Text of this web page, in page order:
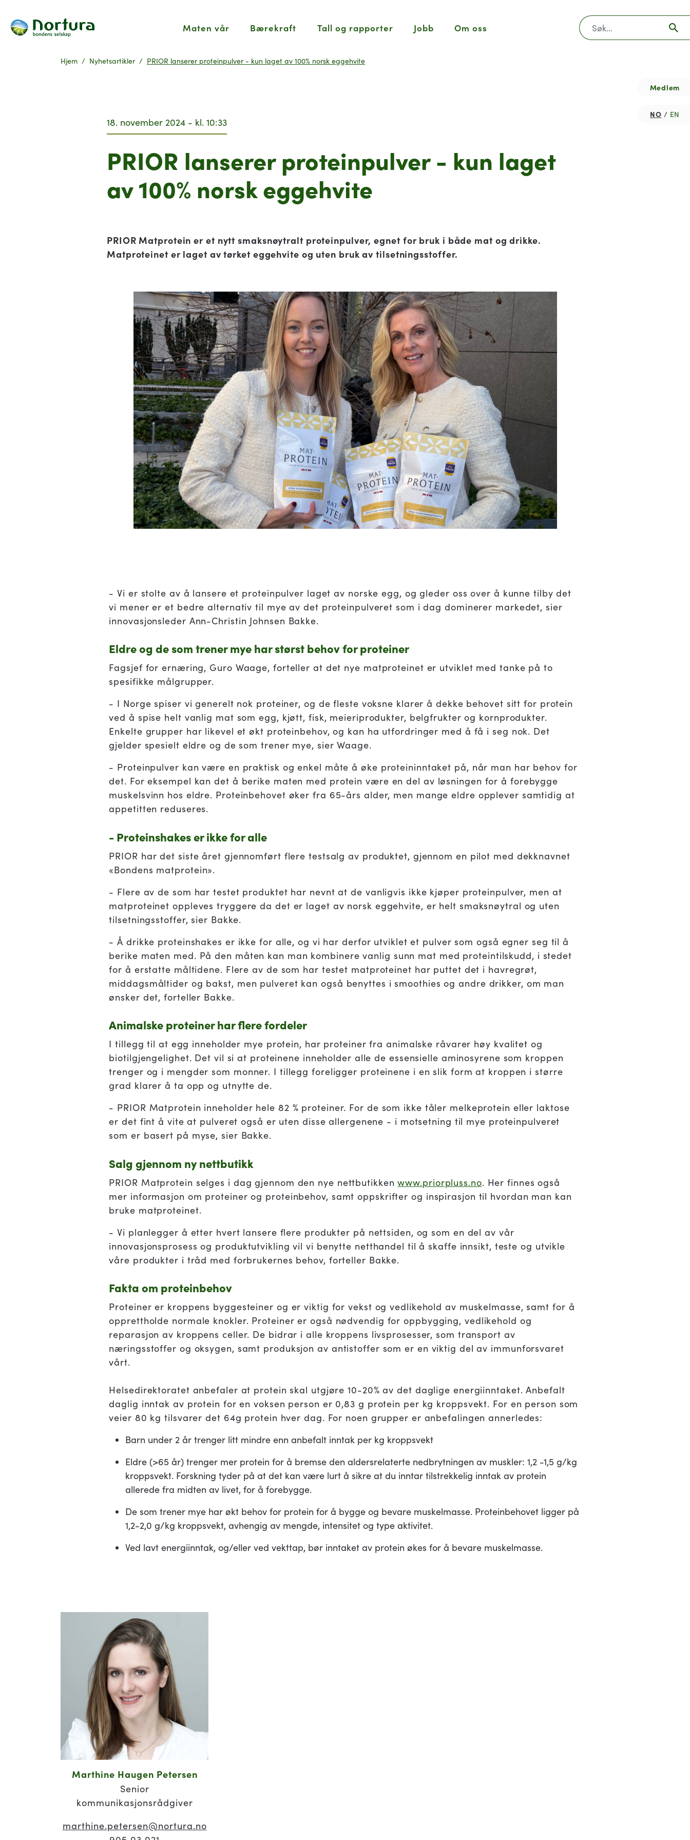
Maten vår Bærekraft Tall og rapporter Jobb Om oss Søk
Medlem
NO EN
Hjem Nyhetsartikler PRIOR lanserer proteinpulver - kun laget av 100% norsk eggehvite
18. november 2024 - kl. 10:33
PRIOR lanserer proteinpulver - kun laget
av 100% norsk eggehvite
PRIOR Matprotein er et nytt smaksnøytralt proteinpulver, egnet for bruk i både mat og drikke.
Matproteinet er laget av tørket eggehvite og uten bruk av tilsetningsstoffer.
- Vi er stolte av å lansere et proteinpulver laget av norske egg, og gleder oss over å kunne tilby det
vi mener er et bedre alternativ til mye av det proteinpulveret som i dag dominerer markedet, sier
innovasjonsleder Ann-Christin Johnsen Bakke.
Eldre og de som trener mye har størst behov for proteiner
Fagsjef for ernæring, Guro Waage, forteller at det nye matproteinet er utviklet med tanke på to
spesifikke målgrupper.
- I Norge spiser vi generelt nok proteiner, og de fleste voksne klarer å dekke behovet sitt for protein
ved å spise helt vanlig mat som egg, kjøtt, fisk, meieriprodukter, belgfrukter og kornprodukter.
Enkelte grupper har likevel et økt proteinbehov, og kan ha utfordringer med å få i seg nok. Det
gjelder spesielt eldre og de som trener mye, sier Waage.
- Proteinpulver kan være en praktisk og enkel måte å øke proteininntaket på, når man har behov for
det. For eksempel kan det å berike maten med protein være en del av løsningen for å forebygge
muskelsvinn hos eldre. Proteinbehovet øker fra 65-års alder, men mange eldre opplever samtidig at
appetitten reduseres.
- Proteinshakes er ikke for alle
PRIOR har det siste året gjennomført flere testsalg av produktet, gjennom en pilot med dekknavnet
«Bondens matprotein».
- Flere av de som har testet produktet har nevnt at de vanligvis ikke kjøper proteinpulver, men at
matproteinet oppleves tryggere da det er laget av norsk eggehvite, er helt smaksnøytral og uten
tilsetningsstoffer, sier Bakke.
- Å drikke proteinshakes er ikke for alle, og vi har derfor utviklet et pulver som også egner seg til å
berike maten med. På den måten kan man kombinere vanlig sunn mat med proteintilskudd, i stedet
for å erstatte måltidene. Flere av de som har testet matproteinet har puttet det i havregrøt,
middagsmåltider og bakst, men pulveret kan også benyttes i smoothies og andre drikker, om man
ønsker det, forteller Bakke.
Animalske proteiner har flere fordeler
I tillegg til at egg inneholder mye protein, har proteiner fra animalske råvarer høy kvalitet og
biotilgjengelighet. Det vil si at proteinene inneholder alle de essensielle aminosyrene som kroppen
trenger og i mengder som monner. I tillegg foreligger proteinene i en slik form at kroppen i større
grad klarer å ta opp og utnytte de.
- PRIOR Matprotein inneholder hele 82 % proteiner. For de som ikke tåler melkeprotein eller laktose
er det fint å vite at pulveret også er uten disse allergenene - i motsetning til mye proteinpulveret
som er basert på myse, sier Bakke.
Salg gjennom ny nettbutikk
PRIOR Matprotein selges i dag gjennom den nye nettbutikkenwww.priorpluss.no. Her finnes også
mer informasjon om proteiner og proteinbehov, samt oppskrifter og inspirasjon til hvordan man kan
bruke matproteinet.
- Vi planlegger å etter hvert lansere flere produkter på nettsiden, og som en del av vår
innovasjonsprosess og produktutvikling vil vi benytte netthandel til å skaffe innsikt, teste og utvikle
våre produkter i tråd med forbrukernes behov, forteller Bakke.
Fakta om proteinbehov
Proteiner er kroppens byggesteiner og er viktig for vekst og vedlikehold av muskelmasse, samt for å
opprettholde normale knokler. Proteiner er også nødvendig for oppbygging, vedlikehold og
reparasjon av kroppens celler. De bidrar i alle kroppens livsprosesser, som transport av
næringsstoffer og oksygen, samt produksjon av antistoffer som er en viktig del av immunforsvaret
vårt.
Helsedirektoratet anbefaler at protein skal utgjøre 10-20% av det daglige energiinntaket. Anbefalt
daglig inntak av protein for en voksen person er 0,83 g protein per kg kroppsvekt. For en person som
veier 80 kg tilsvarer det 64g protein hver dag. For noen grupper er anbefalingen annerledes:
Barn under 2 år trenger litt mindre enn anbefalt inntak per kg kroppsvekt
Eldre (>65 år) trenger mer protein for å bremse den aldersrelaterte nedbrytningen av muskler: 1,2 -1,5 g/kg
kroppsvekt. Forskning tyder på at det kan være lurt å sikre at du inntar tilstrekkelig inntak av protein
allerede fra midten av livet, for å forebygge.
De som trener mye har økt behov for protein for å bygge og bevare muskelmasse. Proteinbehovet ligger på
1,2-2,0 g/kg kroppsvekt, avhengig av mengde, intensitet og type aktivitet.
Ved lavt energiinntak, og/eller ved vekttap, bør inntaket av protein økes for å bevare muskelmasse.
Marthine Haugen Petersen
Senior
kommunikasjonsrådgiver
marthine.petersen@nortura.no